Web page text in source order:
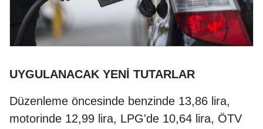
UYGULANACAK YENİ TUTARLAR
Düzenleme öncesinde benzinde 13,86 lira,
motorinde 12,99 lira, LPG'de 10,64 lira, ÖTV